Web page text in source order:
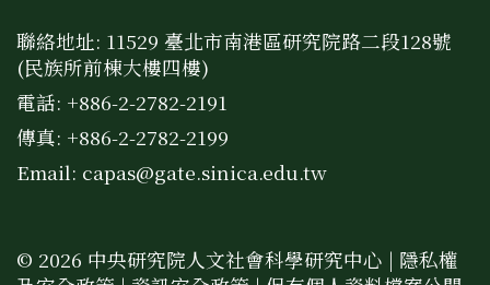
聯絡地址: 11529 臺北市南港區研究院路二段128號
(民族所前棟大樓四樓)
電話: +886-2-2782-2191
傳真: +886-2-2782-2199
Email: capas@gate.sinica.edu.tw
© 2026 中央研究院人文社會科學研究中心 | 隱私權